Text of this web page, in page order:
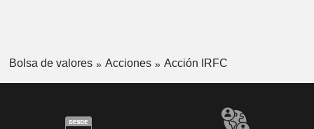
Bolsa de valores Acciones Acción IRFC